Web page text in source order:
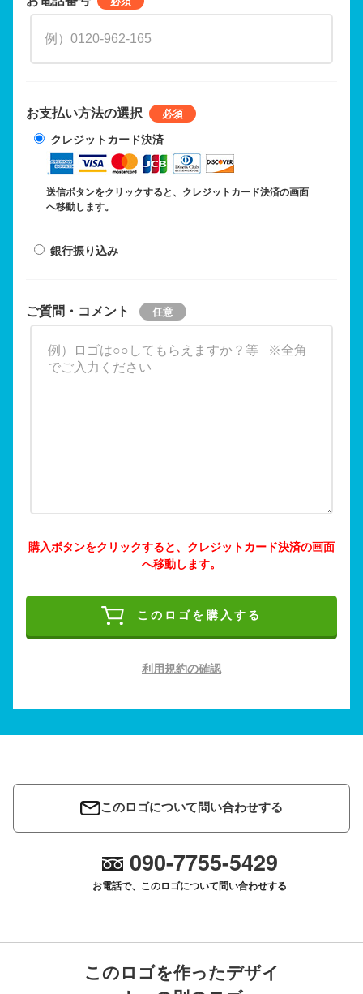
お支払い方法の選択
クレジットカード決済
送信ボタンをクリックすると、クレジットカード決済の画面
へ移動します。
銀行振り込み
ご質問・コメント
購入ボタンをクリックすると、クレジットカード決済の画面
へ移動します。
このロゴを購入する
利用規約の確認
このロゴについて問い合わせする
090-7755-5429
お電話で、このロゴについて問い合わせする
このロゴを作ったデザイ